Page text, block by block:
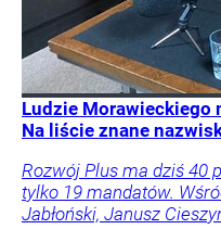
Ludzie Morawieckiego
Na liście znane
Rozwój Plus ma dziś 40
tylko 19 mandatów.
Jabłoński, Janusz